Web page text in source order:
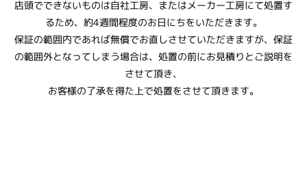
店頭でできないものは自社工房、またはメーカー工房にて処置す
るため、約4週間程度のお日にちをいただきます。
保証の範囲内であれば無償でお直しさせていただきますが、保証
の範囲外となってしまう場合は、処置の前にお見積りとご説明を
させて頂き、
お客様の了承を得た上で処置をさせて頂きます。